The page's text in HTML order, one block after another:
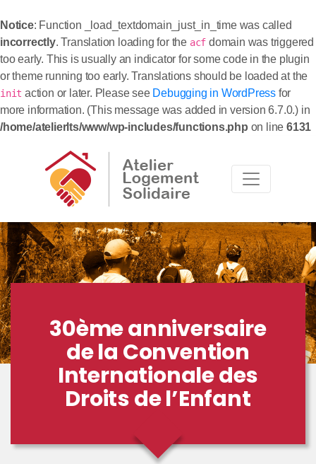
Notice: Function _load_textdomain_just_in_time was called
incorrectly. Translation loading for the acf domain was triggered
too early. This is usually an indicator for some code in the plugin
or theme running too early. Translations should be loaded at the
init action or later. Please see Debugging in WordPress for
more information. (This message was added in version 6.7.0.) in
/home/atelierlts/www/wp-includes/functions.php on line6131
30ème anniversaire
de la Convention
Internationale des
Droits de l’Enfant